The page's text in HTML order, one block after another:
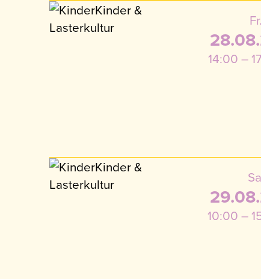
Fr.
14:00 –
10:00 –